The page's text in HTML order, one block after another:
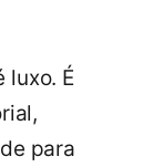
luxo. É
para